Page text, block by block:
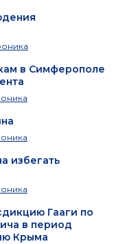
в Симферополе
избегать
Гааги по
в период
Крыма